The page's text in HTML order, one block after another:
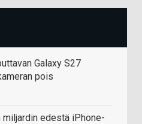
Galaxy S27
pois
miljardin edestä iPhone-